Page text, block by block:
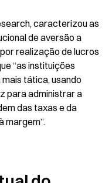
caracterizou as
de aversão a
realização de lucros
“as instituições
tática, usando
para administrar a
das taxas e da
margem”.